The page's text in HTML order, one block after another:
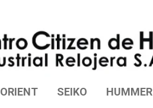
ORIENT SEIKO HUMMER